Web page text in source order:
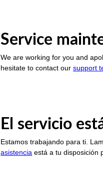
Service
We are working for you and
hesitate to contact oursupport
El servicio
Estamos trabajando para ti.
asistencia está a tu disposición